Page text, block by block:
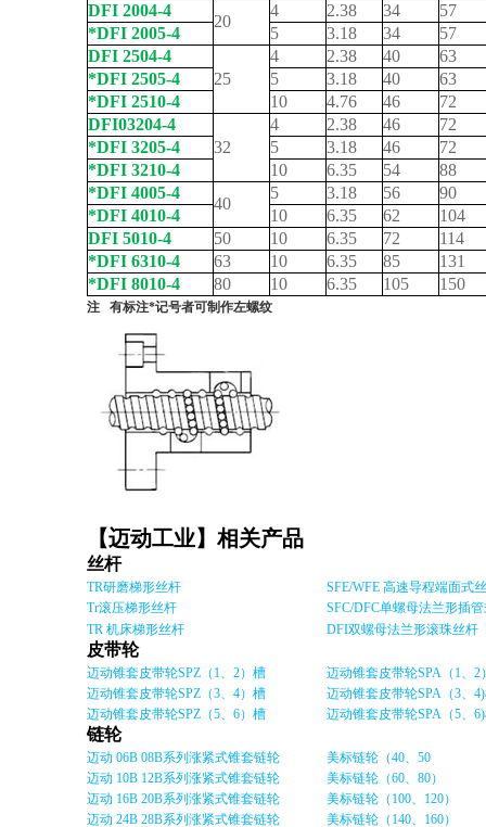
DFI 2004-4
20
4 2.38 34
57
*DFI 2005-4
5 3.18 34
57
DFI 2504-4
25
4 2.38 40
63
*DFI 2505-4
5 3.18 40
63
*DFI 2510-4
10 4.76 46
72
DFI03204-4
32
4 2.38 46
72
*DFI 3205-4
5 3.18 46
72
*DFI 3210-4
10 6.35 54
88
*DFI 4005-4
40
5 3.18 56
90
*DFI 4010-4
10 6.35 62
104
DFI 5010-4
50 10 6.35 72
114
*DFI 6310-4
63 10 6.35 85
131
*DFI 8010-4
80 10 6.35 105 150
注 有标注*记号者可制作左螺纹
【迈动工业】相关产品
丝杆
TR研磨梯形丝杆
SFE/WFE 高速导程端面式
Tr滚压梯形丝杆
SFC/DFC单螺母法兰形插
TR 机床梯形丝杆
DFI双螺母法兰形滚珠丝杆
皮带轮
迈动锥套皮带轮SPZ（1、2）槽
迈动锥套皮带轮SPA（1、2
迈动锥套皮带轮SPZ（3、4）槽
迈动锥套皮带轮SPA（3、
迈动锥套皮带轮SPZ（5、6）槽
迈动锥套皮带轮SPA（5、
链轮
迈动 06B 08B系列涨紧式锥套链轮
美标链轮（40、50
迈动 10B 12B系列涨紧式锥套链轮
美标链轮（60、80）
迈动 16B 20B系列涨紧式锥套链轮
美标链轮（100、120）
迈动 24B 28B系列涨紧式锥套链轮
美标链轮（140、160）